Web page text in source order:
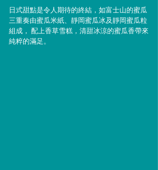
日式甜點是令人期待的終結，如富士山的蜜瓜
三重奏由蜜瓜米紙、靜岡蜜瓜冰及靜岡蜜瓜粒
組成， 配上香草雪糕，清甜冰涼的蜜瓜香帶來
純粹的滿足。